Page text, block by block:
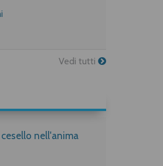
Vedi tutti
nell'anima